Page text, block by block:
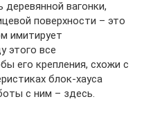
вагонки,
поверхности – это
имитирует
этого все
его крепления, схожи с
блок-хауса
с ним – здесь.